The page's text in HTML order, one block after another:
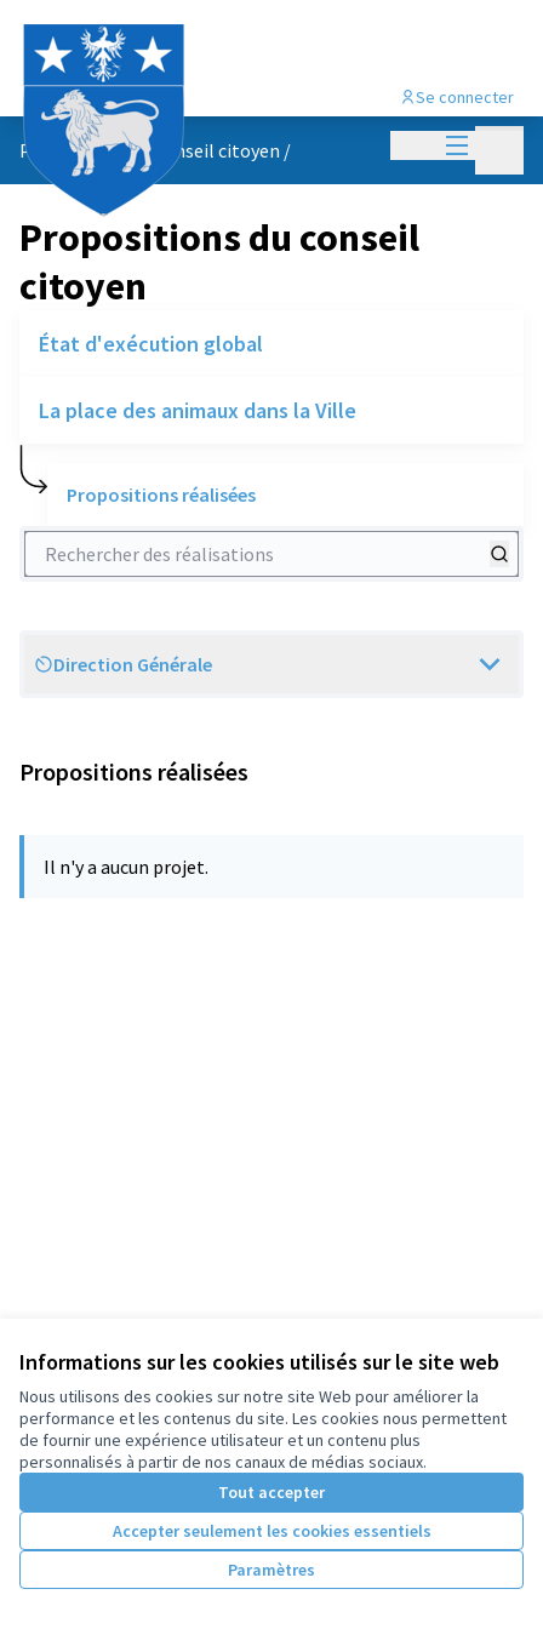
Informations sur les cookies utilisés sur le site web
Nous utilisons des cookies sur notre site Web pour améliorer la
performance et les contenus du site. Les cookies nous permettent
de fournir une expérience utilisateur et un contenu plus
personnalisés à partir de nos canaux de médias sociaux.
Tout accepter
Accepter seulement les cookies essentiels
Paramètres
Menu
Se connecter
Propositions du conseil citoyen /
Propositions du conseil
citoyen
État d'exécution global
La place des animaux dans la Ville
Propositions réalisées
Rechercher des réalisations
Scope
Direction Générale
Propositions réalisées
Il n'y a aucun projet.